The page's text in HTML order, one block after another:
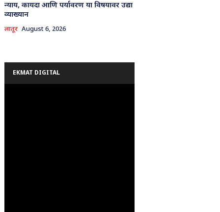
न्याय, कायदा आणि पर्यावरण या विषयावर उद्या
व्याख्यान
लातूर August 6, 2026
EKMAT DIGITAL